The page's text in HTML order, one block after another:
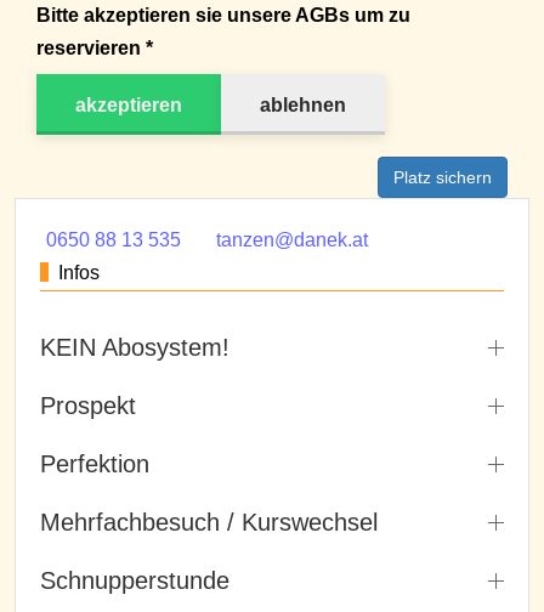
Bitte akzeptieren sie unsere AGBs um zu
reservieren *
akzeptieren ablehnen
Platz sichern
0650 88 13 535
tanzen@danek.at
Infos
KEIN Abosystem!
Prospekt
Perfektion
Mehrfachbesuch / Kurswechsel
Schnupperstunde